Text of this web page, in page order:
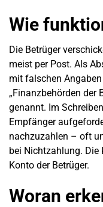
Wie
Die Betrüger
meist per Post. Als
mit falschen
„Finanzbehörden der
genannt. Im
Empfänger
nachzuzahlen – oft
bei Nichtzahlung. Die
Konto der Betrüger.
Woran